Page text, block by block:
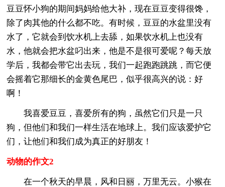
豆豆怀小狗的期间妈妈给他大补，现在豆豆变得很馋，
除了肉其他的什么都不吃。有时候，豆豆的水盆里没有
水了，它就会到饮水机上去舔，如果饮水机上也没有
水，他就会把水盆叼出来，他是不是很可爱呢？每天放
学后，我都会带它出去玩，我们一起跑跑跳跳，而它便
会摇着它那细长的金黄色尾巴，似乎很高兴的说：好
啊！
我喜爱豆豆，喜爱所有的狗，虽然它们只是一只
狗，但他们和我们一样生活在地球上。我们应该爱护它
们，让他们和我们成为真正的好朋友！
动物的作文2
在一个秋天的早晨，风和日丽，万里无云。小猴在